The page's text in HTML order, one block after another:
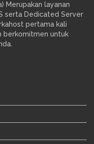
Merupakan layanan
serta Dedicated Server
pertama kali
berkomitmen untuk